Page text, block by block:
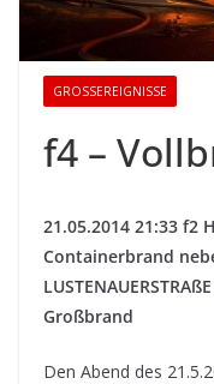
GROSSEREIGNISSE
f4 –
21.05.2014 21:33 f2
Containerbrand
Großbrand
Den Abend des